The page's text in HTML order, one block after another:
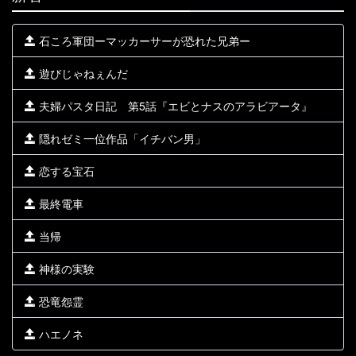
石ころ軍団ーマッカーサーが恐れた兄弟ー
遊びじゃねぇんだ
夫婦パスタ日記 第5話『エビとナスのアラビアータ』
隠れゼミ一位作品「イチバン男」
恋する宝石
最終電車
当帰
神様の実験
恐竜怨霊
ハエノネ